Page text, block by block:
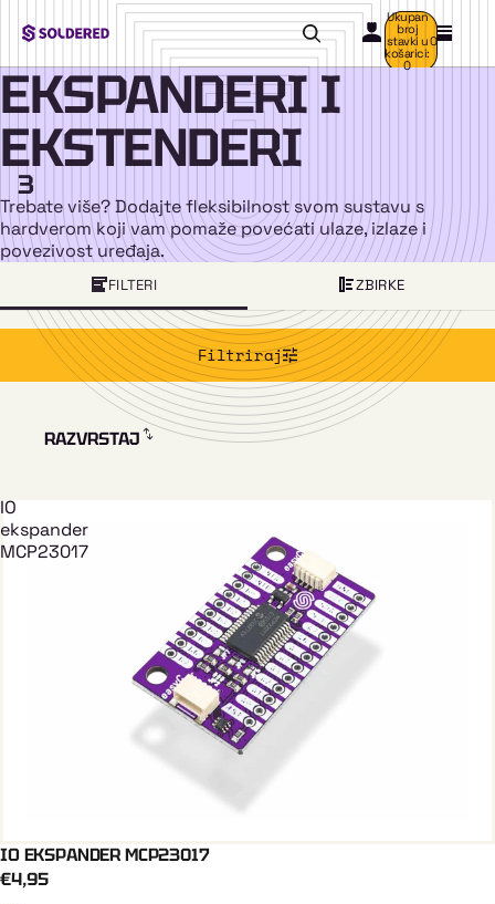
Ukupan
broj
stavki u
košarici:
0
0
EKSPANDERI I
EKSTENDERI
3
Trebate više? Dodajte fleksibilnost svom sustavu s
hardverom koji vam pomaže povećati ulaze, izlaze i
povezivost uređaja.
FILTERI ZBIRKE
Filtriraj
RAZVRSTAJ
IO
ekspander
MCP23017
QWIIC Stiže uskoro
IO EKSPANDER MCP23017
€4,95